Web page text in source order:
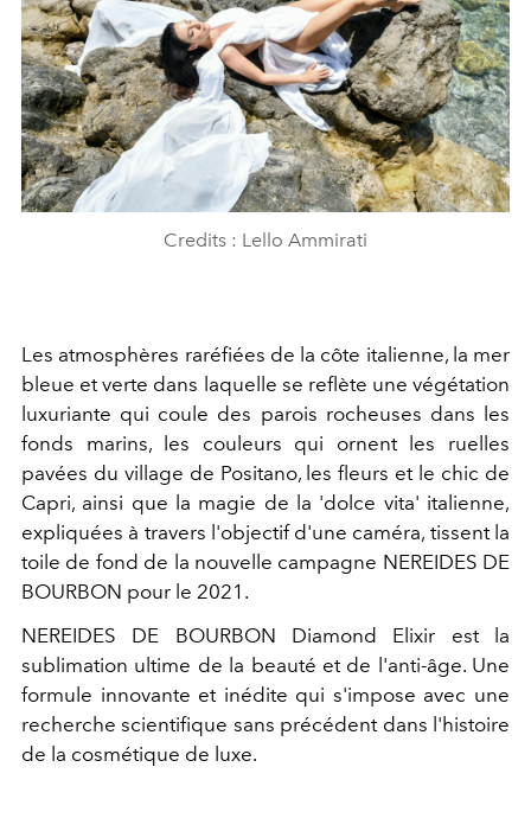
Credits : Lello Ammirati
Les atmosphères raréfiées de la côte italienne, la mer
bleue et verte dans laquelle se reflète une végétation
luxuriante qui coule des parois rocheuses dans les
fonds marins, les couleurs qui ornent les ruelles
pavées du village de Positano, les fleurs et le chic de
Capri, ainsi que la magie de la 'dolce vita' italienne,
expliquées à travers l'objectif d'une caméra, tissent la
toile de fond de la nouvelle campagne NEREIDES DE
BOURBON pour le 2021.
NEREIDES DE BOURBON Diamond Elixir est la
sublimation ultime de la beauté et de l'anti-âge. Une
formule innovante et inédite qui s'impose avec une
recherche scientifique sans précédent dans l'histoire
de la cosmétique de luxe.